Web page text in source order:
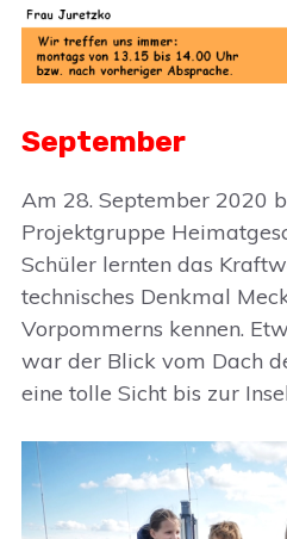
September
Am 28. September 2020
Projektgruppe
Schüler lernten das
technisches Denkmal
Vorpommerns kennen.
war der Blick vom Dach
eine tolle Sicht bis zur